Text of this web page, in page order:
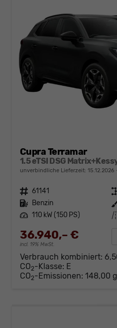
Cupra Terramar
unverbindliche Lieferzeit: 15.12.2026
Fahrzeugnr. 61141
Kraftstoff Benzin
Leistung 110 kW (150 PS)
36.940,– €
incl. 19% MwSt.
Verbrauch kombiniert:
CO2-Klasse: E
CO2-Emissionen: 148,00